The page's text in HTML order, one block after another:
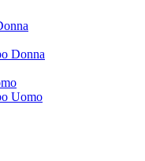
Donna
Uomo